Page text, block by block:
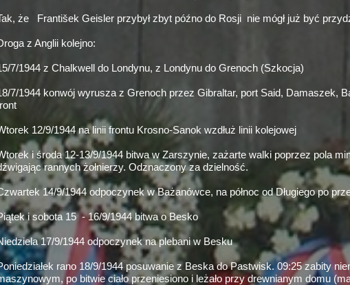
że František Geisler przybył zbyt późno do Rosji nie mógł już być
z Anglii kolejno:
7/1944 z Chalkwell do Londynu, z Londynu do Grenoch (Szkocja)
7/1944 konwój wyrusza z Grenoch przez Gibraltar, port Said, Damaszek,
12/9/1944 na linii frontu Krosno-Sanok wzdłuż linii kolejowej
i środa 12-13/9/1944 bitwa w Zarszynie, zażarte walki poprzez pola
rannych żołnierzy. Odznaczony za dzielność.
14/9/1944 odpoczynek w Bażanówce, na północ od Długiego po
i sobota 15 -16/9/1944 bitwa o Besko
17/9/1944 odpoczynek na plebani w Besku
rano 18/9/1944 posuwanie z Beska do Pastwisk. 09:25 zabity
po bitwie ciało przeniesiono i leżało przy drewnianym domu